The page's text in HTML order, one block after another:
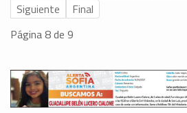
Siguiente
Final
Página 8 de 9